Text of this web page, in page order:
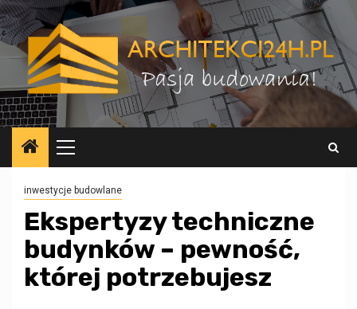
Przejdź
do
treści
Menu
główne
inwestycje budowlane
Ekspertyzy techniczne
budynków – pewność,
której potrzebujesz